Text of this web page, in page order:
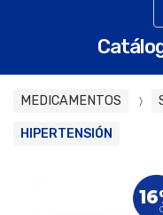
MEDICAMENTOS
HIPERTENSIÓN